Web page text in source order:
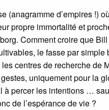
(anagramme d’empires !)
propre immortalité et
Comment croire que
le fasse par simple
centres de recherche de
uniquement pour la
à percer les intentions …
de l’espérance de vie ?